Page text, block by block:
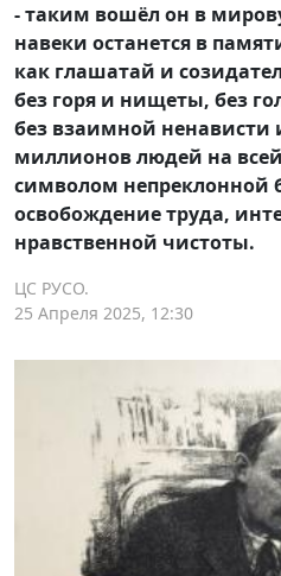
- таким вошёл он в
навеки останется в
как глашатай и
без горя и нищеты, без
без взаимной
миллионов людей на
символом непреклонной
освобождение труда,
нравственной чистоты.
ЦС РУСО.
25 Апреля 2025, 12:30